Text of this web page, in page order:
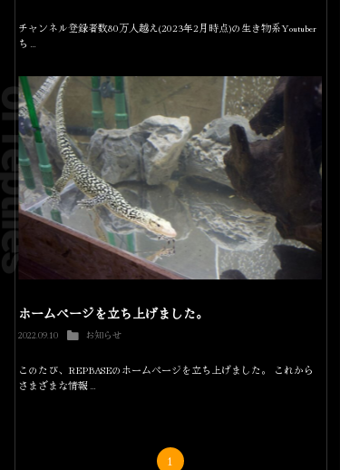
チャンネル登録者数80万人越え(2023年2月時点)の生き物系Youtuber
ち…
ホームページを立ち上げました。
2022.09.10 お知らせ
このたび、REPBASEのホームページを立ち上げました。 これから
さまざまな情報…
1